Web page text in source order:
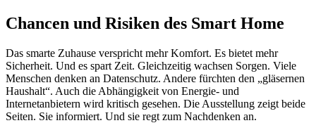
Chancen und Risiken des Smart Home
Das smarte Zuhause verspricht mehr Komfort. Es bietet mehr
Sicherheit. Und es spart Zeit. Gleichzeitig wachsen Sorgen. Viele
Menschen denken an Datenschutz. Andere fürchten den „gläsernen
Haushalt“. Auch die Abhängigkeit von Energie- und
Internetanbietern wird kritisch gesehen. Die Ausstellung zeigt beide
Seiten. Sie informiert. Und sie regt zum Nachdenken an.